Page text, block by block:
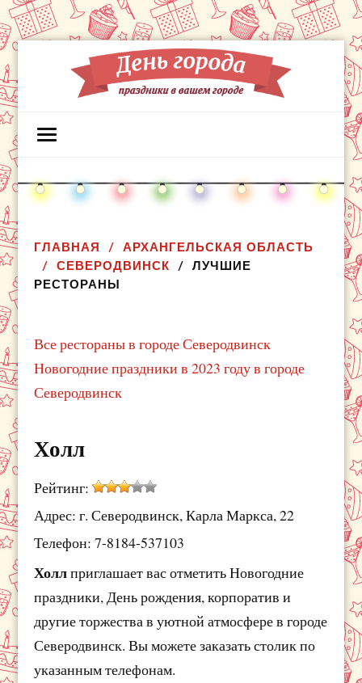
ГЛАВНАЯ
АРХАНГЕЛЬСКАЯ ОБЛАСТЬ
СЕВЕРОДВИНСК
ЛУЧШИЕ
РЕСТОРАНЫ
Все рестораны в городе Северодвинск
Новогодние праздники в 2023 году в городе
Северодвинск
Холл
Рейтинг:
Адрес: г. Северодвинск, Карла Маркса, 22
Телефон: 7-8184-537103
Холлприглашает вас отметить Новогодние
праздники, День рождения, корпоратив и
другие торжества в уютной атмосфере в городе
Северодвинск. Вы можете заказать столик по
указанным телефонам.